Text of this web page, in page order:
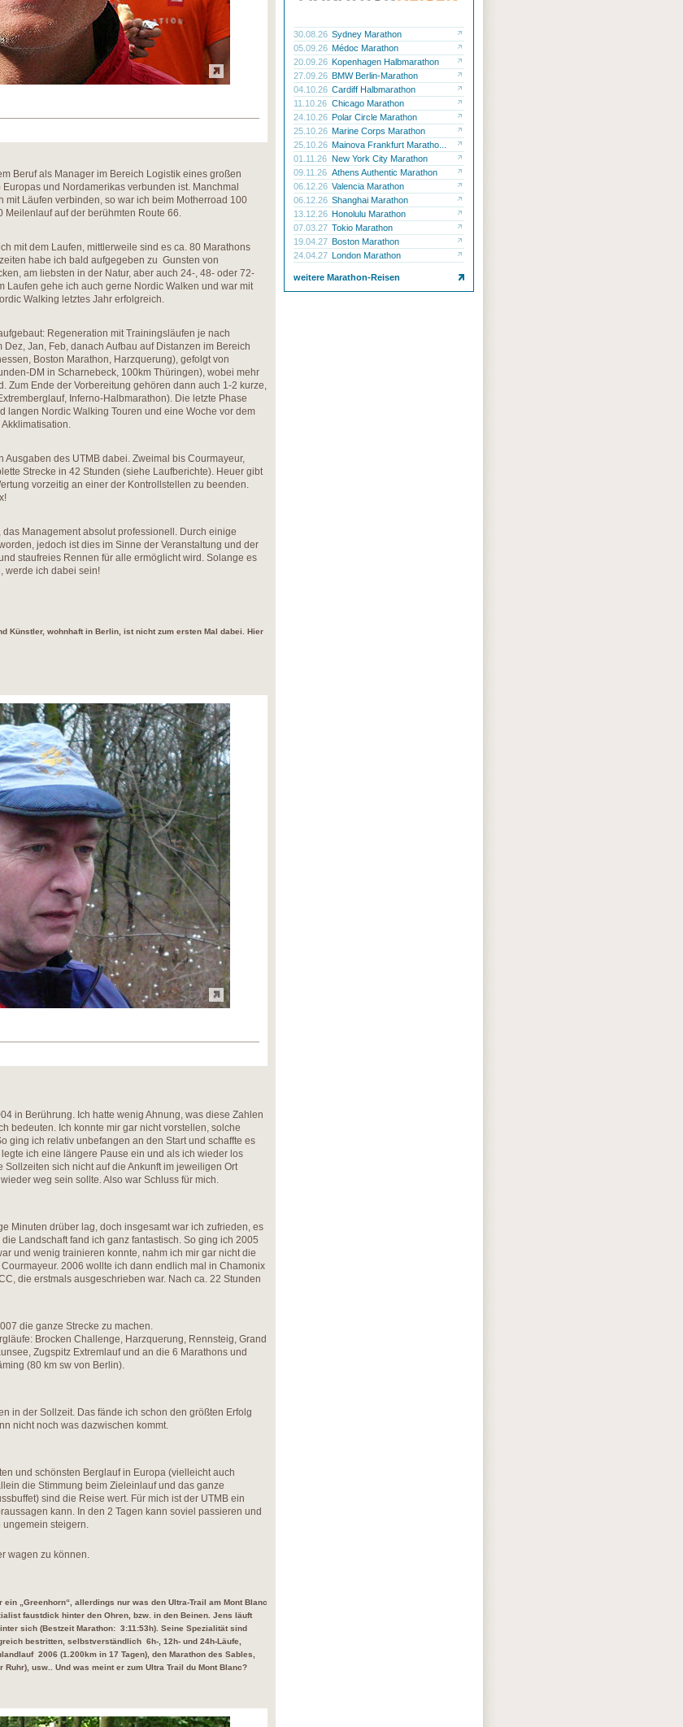
Beruf als Manager im Bereich Logistik eines großen
und Nordamerikas verbunden ist. Manchmal
mit Läufen verbinden, so war ich beim Motherroad 100
auf der berühmten Route 66.
mit dem Laufen, mittlerweile sind es ca. 80 Marathons
habe ich bald aufgegeben zu Gunsten von
am liebsten in der Natur, aber auch 24-, 48- oder 72-
Laufen gehe ich auch gerne Nordic Walken und war mit
Walking letztes Jahr erfolgreich.
Regeneration mit Trainingsläufen je nach
Jan, Feb, danach Aufbau auf Distanzen im Bereich
Boston Marathon, Harzquerung), gefolgt von
DM in Scharnebeck, 100km Thüringen), wobei mehr
Zum Ende der Vorbereitung gehören dann auch 1-2 kurze,
Inferno-Halbmarathon). Die letzte Phase
langen Nordic Walking Touren und eine Woche vor dem
des UTMB dabei. Zweimal bis Courmayeur,
Strecke in 42 Stunden (siehe Laufberichte). Heuer gibt
vorzeitig an einer der Kontrollstellen zu beenden.
Management absolut professionell. Durch einige
jedoch ist dies im Sinne der Veranstaltung und der
staufreies Rennen für alle ermöglicht wird. Solange es
werde ich dabei sein!
Künstler, wohnhaft in Berlin, ist nicht zum ersten Mal dabei. Hier
in Berührung. Ich hatte wenig Ahnung, was diese Zahlen
bedeuten. Ich konnte mir gar nicht vorstellen, solche
ging ich relativ unbefangen an den Start und schaffte es
ich eine längere Pause ein und als ich wieder los
sich nicht auf die Ankunft im jeweiligen Ort
weg sein sollte. Also war Schluss für mich.
Minuten drüber lag, doch insgesamt war ich zufrieden, es
Landschaft fand ich ganz fantastisch. So ging ich 2005
und wenig trainieren konnte, nahm ich mir gar nicht die
2006 wollte ich dann endlich mal in Chamonix
die erstmals ausgeschrieben war. Nach ca. 22 Stunden
die ganze Strecke zu machen.
Brocken Challenge, Harzquerung, Rennsteig, Grand
Zugspitz Extremlauf und an die 6 Marathons und
(80 km sw von Berlin).
in der Sollzeit. Das fände ich schon den größten Erfolg
nicht noch was dazwischen kommt.
und schönsten Berglauf in Europa (vielleicht auch
die Stimmung beim Zieleinlauf und das ganze
sind die Reise wert. Für mich ist der UTMB ein
kann. In den 2 Tagen kann soviel passieren und
ungemein steigern.
wagen zu können.
„Greenhorn“, allerdings nur was den Ultra-Trail am Mont Blanc
faustdick hinter den Ohren, bzw. in den Beinen. Jens läuft
sich (Bestzeit Marathon: 3:11:53h). Seine Spezialität sind
bestritten, selbstverständlich 6h-, 12h- und 24h-Läufe,
2006 (1.200km in 17 Tagen), den Marathon des Sables,
Ruhr), usw.. Und was meint er zum Ultra Trail du Mont Blanc?
30.08.26 Sydney Marathon
05.09.26 Médoc Marathon
20.09.26 Kopenhagen Halbmarathon
27.09.26 BMW Berlin-Marathon
04.10.26 Cardiff Halbmarathon
11.10.26 Chicago Marathon
24.10.26 Polar Circle Marathon
25.10.26 Marine Corps Marathon
25.10.26 Mainova Frankfurt Maratho...
01.11.26 New York City Marathon
09.11.26 Athens Authentic Marathon
06.12.26 Valencia Marathon
06.12.26 Shanghai Marathon
13.12.26 Honolulu Marathon
07.03.27 Tokio Marathon
19.04.27 Boston Marathon
24.04.27 London Marathon
weitere Marathon-Reisen